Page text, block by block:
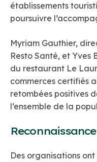
établissements
poursuivre
Myriam Gauthier,
Resto Santé, et Yves
du restaurant Le
commerces certifiés
retombées positives
l’ensemble de la
Des organisations